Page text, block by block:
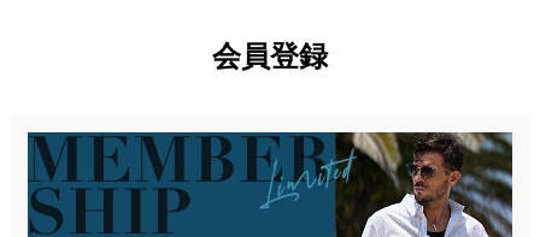
会員登録